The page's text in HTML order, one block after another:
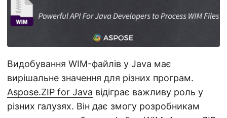
а
і
ю
Видобування WIM-файлів у Java має
вирішальне значення для різних програм.
Aspose.ZIP for Java відіграє важливу роль у
різних галузях. Він дає змогу розробникам